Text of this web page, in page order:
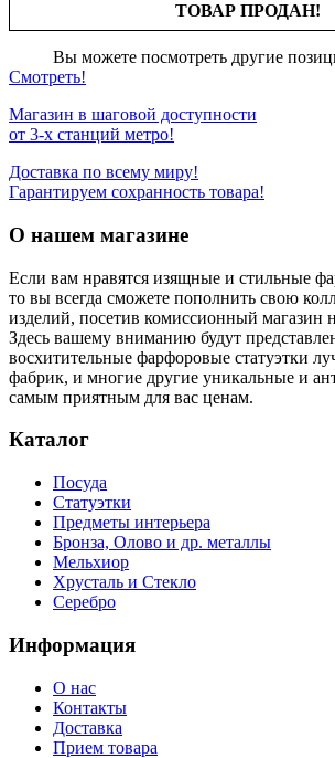
ТОВАР ПРОДАН!
Вы можете посмотреть другие
Смотреть!
Магазин в шаговой доступности
от 3-х станций метро!
Доставка по всему миру!
Гарантируем сохранность товара!
О нашем магазине
Если вам нравятся изящные и стильные
то вы всегда сможете пополнить свою
изделий, посетив комиссионный магазин
Здесь вашему вниманию будут
восхитительные фарфоровые статуэтки
фабрик, и многие другие уникальные и
самым приятным для вас ценам.
Каталог
Посуда
Статуэтки
Предметы интерьера
Бронза, Олово и др. металлы
Мельхиор
Хрусталь и Стекло
Серебро
Информация
О нас
Контакты
Доставка
Прием товара